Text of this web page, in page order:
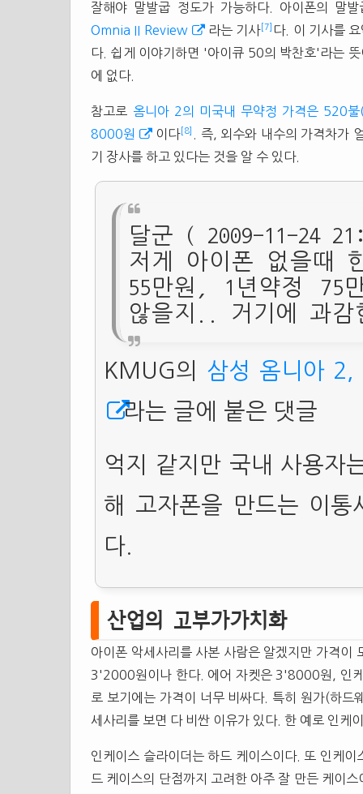
잘해야 말발굽 정도가 가능하다. 아이폰의 말
Omnia II Review
라는 기사 [7]
다. 이 기사를
다. 쉽게 이야기하면 '아이큐 50의 박찬호'라는
에 없다.
참고로
옴니아 2의 미국내 무약정 가격은 520
8000원
이다 [8]
. 즉, 외수와 내수의 가격차가
기 장사를 하고 있다는 것을 알 수 있다.
달군 ( 2009-11-24
저게 아이폰 없을때
55만원, 1년약정 75
않을지.. 거기에 과
KMUG의 삼성 옴니아 2,
라는 글에 붙은 댓글
억지 같지만 국내 사용자
해 고자폰을 만드는 이
다.
산업의 고부가가치화
아이폰 악세사리를 사본 사람은 알겠지만 가격이
3'2000원이나 한다. 에어 자켓은 3'8000원, 인
로 보기에는 가격이 너무 비싸다. 특히 원가(하
세사리를 보면 다 비싼 이유가 있다. 한 예로 인케
인케이스 슬라이더는 하드 케이스이다. 또 인케
드 케이스의 단점까지 고려한 아주 잘 만든 케이